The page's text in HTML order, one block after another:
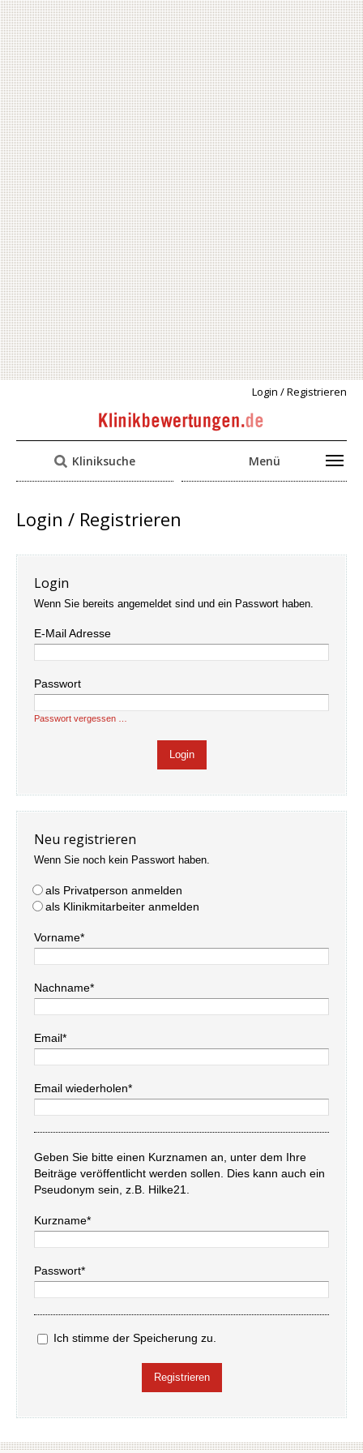
Login / Registrieren
Kliniksuche Menü
Login / Registrieren
Login
Wenn Sie bereits angemeldet sind und ein Passwort haben.
E-Mail Adresse
Passwort
Passwort vergessen …
Neu registrieren
Wenn Sie noch kein Passwort haben.
als Privatperson anmelden
als Klinikmitarbeiter anmelden
Vorname*
Nachname*
Email*
Email wiederholen*
Geben Sie bitte einen Kurznamen an, unter dem Ihre
Beiträge veröffentlicht werden sollen. Dies kann auch ein
Pseudonym sein, z.B. Hilke21.
Kurzname*
Passwort*
Ich stimme der Speicherung zu.